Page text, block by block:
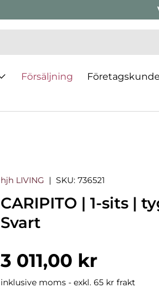
Försäljning
hjh LIVING |SKU: 736521
CARIPITO | 1-sits |
Svart
Normalpris
3 011,00 kr
inklusive moms - exkl. 65 kr frakt